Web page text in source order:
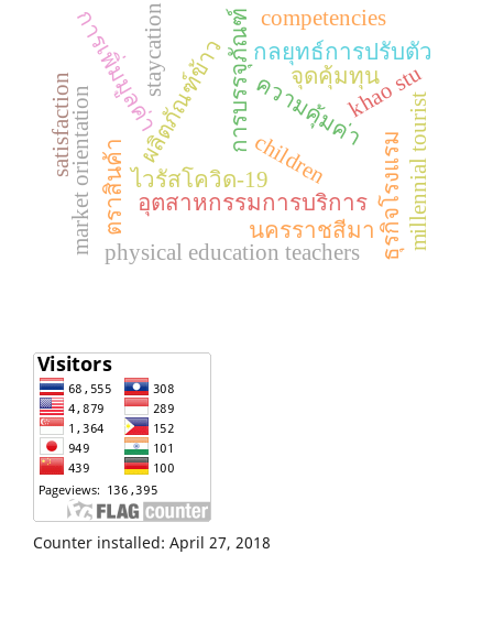
ไวรัสโควิด-19
ผลิตภัณฑ์ข้าว
การเพิ่มมูลค่า การบรรจุภัณฑ์
ตราสินค้า อุตสาหกรรมการบริการ ธุรกิจโรงแรม
กลยุทธ์การปรับตัว
จุดคุ้มทุน
ความคุ้มค่า
market orientation นครราชสีมา
satisfaction
physical education teachers
millennial tourist
competencies
children
staycation khao stu
Counter installed: April 27, 2018